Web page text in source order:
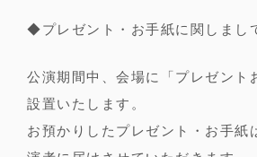
◆プレゼント・お手紙に関しまし
公演期間中、会場に「プレゼント
設置いたします。
お預かりしたプレゼント・お手紙